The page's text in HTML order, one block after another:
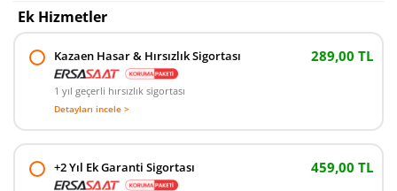
Ek Hizmetler
Kazaen Hasar & Hırsızlık Sigortası 289,00 TL
1 yıl geçerli hırsızlık sigortası
Detayları incele >
+2 Yıl Ek Garanti Sigortası 459,00 TL